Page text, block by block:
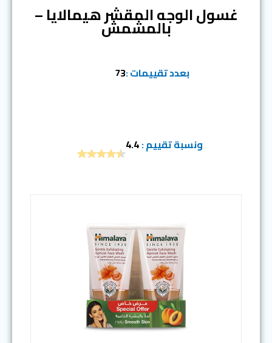
غسول الوجه المقشر هيمالايا –
بالمشمش
بعدد تقييمات :73
ونسبة تقييم :4.4